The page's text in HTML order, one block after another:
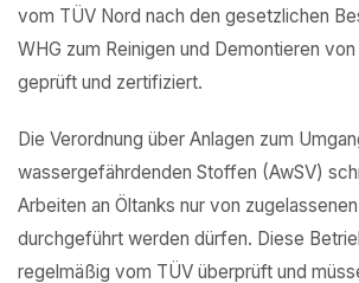
vom TÜV Nord nach den gesetzlichen
WHG zum Reinigen und Demontieren
geprüft und zertifiziert.
Die Verordnung über Anlagen zum
wassergefährdenden Stoffen (AwSV)
Arbeiten an Öltanks nur von
durchgeführt werden dürfen. Diese
regelmäßig vom TÜV überprüft und